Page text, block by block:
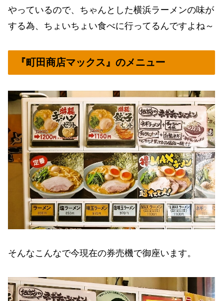
やっているので、ちゃんとした横浜ラーメンの味が
する為、ちょいちょい食べに行ってるんですよね～
『町田商店マックス』のメニュー
そんなこんなで今現在の券売機で御座います。